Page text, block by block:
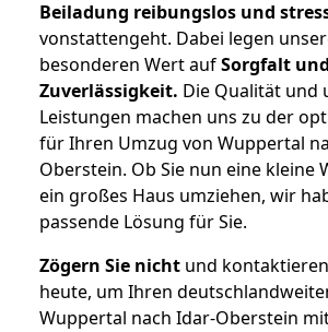
Beiladung reibungslos und
vonstattengeht. Dabei legen
besonderen Wert aufSorgfalt und
Zuverlässigkeit. Die Qualität und
Leistungen machen uns zu der
für Ihren Umzug von Wuppertal
Oberstein. Ob Sie nun eine kleine
ein großes Haus umziehen, wir
passende Lösung für Sie.
Zögern Sie nicht und
heute, um Ihren
Wuppertal nach Idar-Oberstein